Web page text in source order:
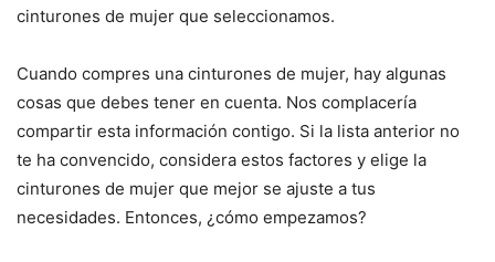
cinturones de mujer que seleccionamos.
Cuando compres una cinturones de mujer, hay algunas
cosas que debes tener en cuenta. Nos complacería
compartir esta información contigo. Si la lista anterior no
te ha convencido, considera estos factores y elige la
cinturones de mujer que mejor se ajuste a tus
necesidades. Entonces, ¿cómo empezamos?